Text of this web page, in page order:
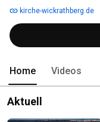
kirche-wickrathberg.de
Home Videos
Aktuell